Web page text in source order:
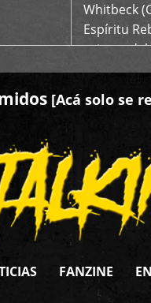
Whitbeck
Espíritu
oriente
[Acá solo se
FANZINE